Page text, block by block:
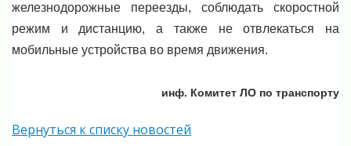
железнодорожные переезды, соблюдать скоростной
режим и дистанцию, а также не отвлекаться на
мобильные устройства во время движения.
инф. Комитет ЛО по транспорту
Вернуться к списку новостей